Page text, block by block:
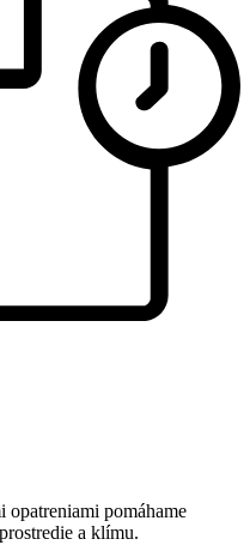
pomáhame
a klímu.